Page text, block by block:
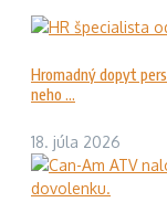
Hromadný dopyt
neho ...
18. júla 2026